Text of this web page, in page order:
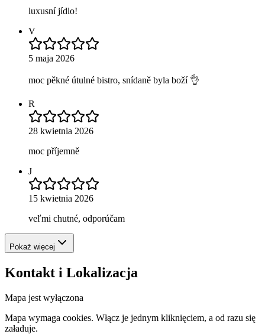
luxusní jídlo!
V
5 maja 2026
moc pěkné útulné bistro, snídaně byla boží 👌
R
28 kwietnia 2026
moc příjemně
J
15 kwietnia 2026
veľmi chutné, odporúčam
Pokaż więcej
Kontakt i Lokalizacja
Mapa jest wyłączona
Mapa wymaga cookies. Włącz je jednym kliknięciem, a od razu się
załaduje.